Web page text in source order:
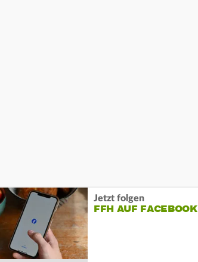
Jetzt folgen
FFH AUF FACEBOOK